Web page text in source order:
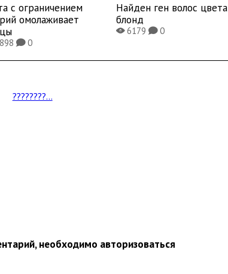
с ограничением
омолаживает
K0
Найден ген волос цвета
блонд
X6179K0
????????...
необходимо авторизоваться